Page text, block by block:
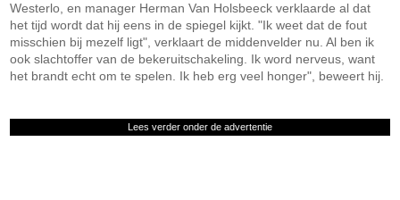
Westerlo, en manager Herman Van Holsbeeck verklaarde al dat
het tijd wordt dat hij eens in de spiegel kijkt. "Ik weet dat de fout
misschien bij mezelf ligt", verklaart de middenvelder nu. Al ben ik
ook slachtoffer van de bekeruitschakeling. Ik word nerveus, want
het brandt echt om te spelen. Ik heb erg veel honger", beweert hij.
Lees verder onder de advertentie